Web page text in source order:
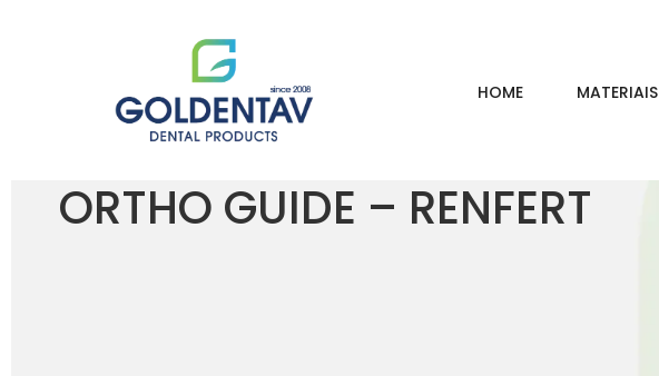
HOME MATERIAIS
ORTHO GUIDE – RENFERT